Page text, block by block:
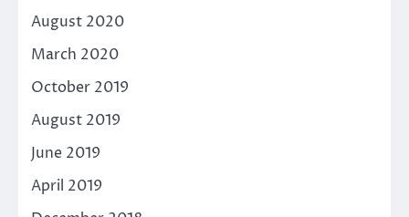
August 2020
March 2020
October 2019
August 2019
June 2019
April 2019